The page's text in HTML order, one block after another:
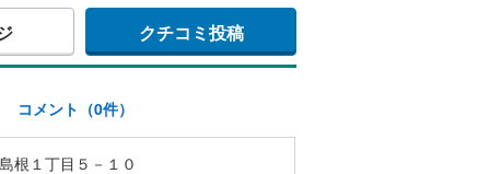
クチコミ投稿
コメント（0件）
根１丁目５－１０